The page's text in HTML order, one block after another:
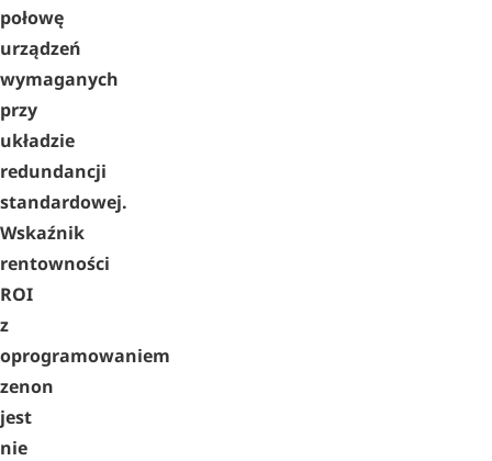
połowę
urządzeń
wymaganych
przy
układzie
redundancji
standardowej.
Wskaźnik
rentowności
ROI
z
oprogramowaniem
zenon
jest
nie